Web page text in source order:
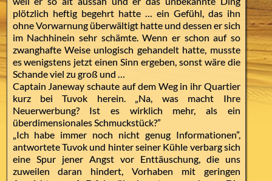
plötzlich heftig begehrt hatte … ein Gefühl, das ihn
ohne Vorwarnung überwältigt hatte und dessen er sich
im Nachhinein sehr schämte. Wenn er schon auf so
zwanghafte Weise unlogisch gehandelt hatte, musste
es wenigstens jetzt einen Sinn ergeben, sonst wäre die
Schande viel zu groß und …
Captain Janeway schaute auf dem Weg in ihr Quartier
kurz bei Tuvok herein. „Na, was macht Ihre
Neuerwerbung? Ist es wirklich mehr, als ein
überdimensionales Schmuckstück?”
„Ich habe immer noch nicht genug Informationen”,
antwortete Tuvok und hinter seiner Kühle verbarg sich
eine Spur jener Angst vor Enttäuschung, die uns
zuweilen daran hindert, Vorhaben mit geringen